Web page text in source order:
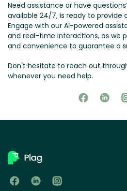
Need assistance or have
available 24/7, is ready to provide
Engage with our AI-powered
and real-time interactions, as we
and convenience to guarantee a
Don't hesitate to reach out
whenever you need help.